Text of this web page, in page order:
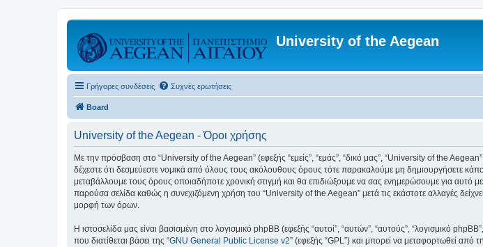
University of the Aegean
Γρήγορες συνδέσεις Συχνές ερωτήσεις
Board
University of the Aegean - Όροι χρήσης
Με την πρόσβαση στο “University of the Aegean” (εφεξής “εμείς”, “εμάς”, “δικό μας”, “University of the
δέχεστε ότι δεσμεύεστε νομικά από όλους τους ακόλουθους όρους τότε παρακαλούμε μη δημιουργήσετε
μεταβάλλουμε τους όρους οποιαδήποτε χρονική στιγμή και θα επιδιώξουμε να σας ενημερώσουμε για
παρούσα σελίδα καθώς η συνεχιζόμενη χρήση του “University of the Aegean” μετά τις εκάστοτε αλλαγές
μορφή των όρων.
Η ιστοσελίδα μας είναι βασισμένη στο λογισμικό phpBB (εφεξής “αυτοί”, “αυτών”, “αυτούς”, “λογισμικό
που διατίθεται βάσει της “GNU General Public License v2” (εφεξής “GPL”) και μπορεί να μεταφορτωθεί από